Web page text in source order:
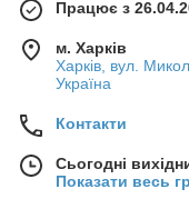
Працює з
м. Харків
Харків, вул.
Україна
Контакти
Сьогодні
Показати весь